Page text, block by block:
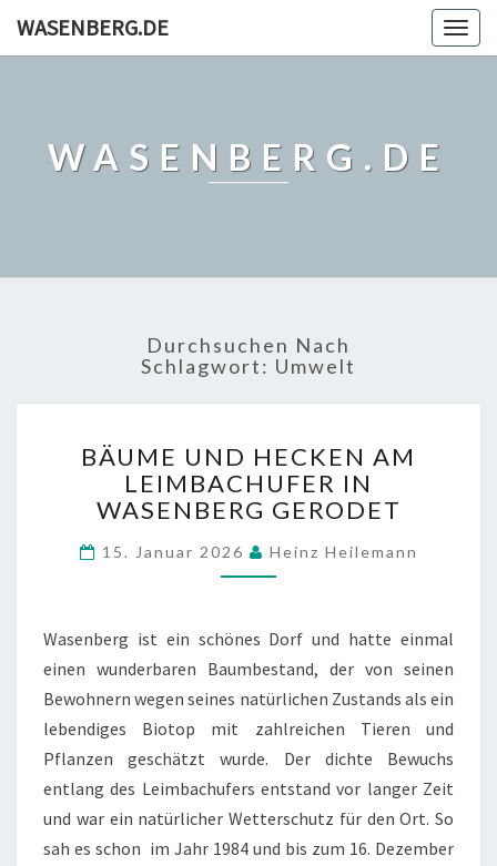
WASENBERG.DE
WASENBERG.DE
Durchsuchen Nach
Schlagwort: Umwelt
UND
HECKEN
AM
IN
WASENBERG
BÄUME UND HECKEN AM
LEIMBACHUFER IN
WASENBERG GERODET
15. Januar 2026 Heinz Heilemann
Wasenberg ist ein schönes Dorf und hatte einmal
einen wunderbaren Baumbestand, der von seinen
Bewohnern wegen seines natürlichen Zustands als ein
lebendiges Biotop mit zahlreichen Tieren und
Pflanzen geschätzt wurde. Der dichte Bewuchs
entlang des Leimbachufers entstand vor langer Zeit
und war ein natürlicher Wetterschutz für den Ort. So
sah es schon im Jahr 1984 und bis zum 16. Dezember